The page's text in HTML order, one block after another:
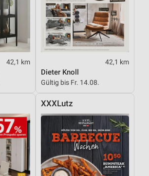
42,1 km 42,1 km
Dieter Knoll
Gültig bis Fr. 14.08.
XXXLutz